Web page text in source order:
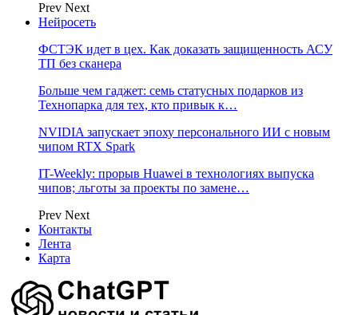
Prev Next
Нейросеть
ФСТЭК идет в цех. Как доказать защищенность АСУ
ТП без сканера
Больше чем гаджет: семь статусных подарков из
Технопарка для тех, кто привык к…
NVIDIA запускает эпоху персонального ИИ с новым
чипом RTX Spark
IT-Weekly: прорыв Huawei в технологиях выпуска
чипов; льготы за проекты по замене…
Prev Next
Контакты
Лента
Карта